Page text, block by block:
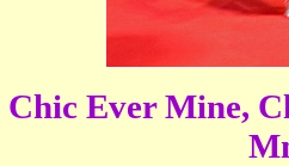
Ever Mine,